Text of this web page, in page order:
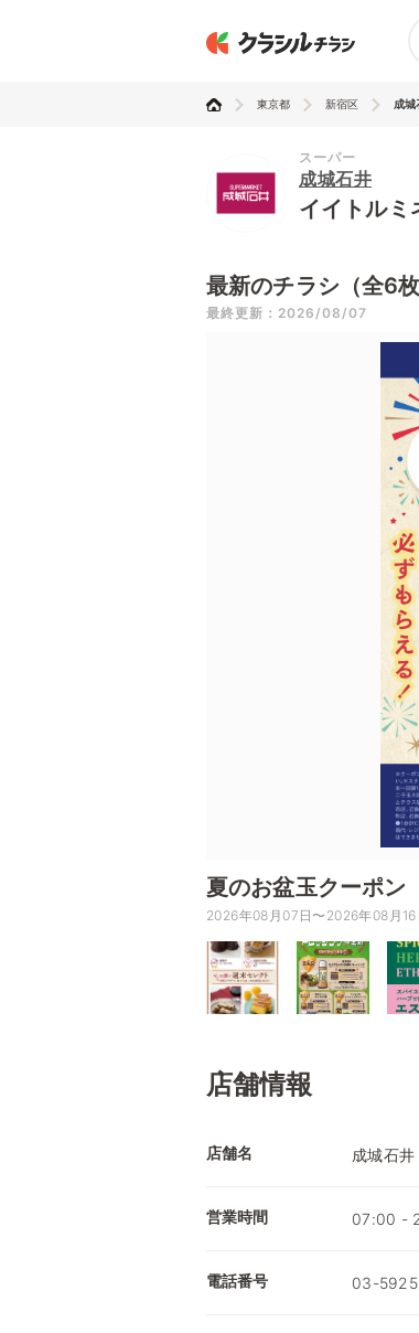
東京都 新宿区 成城
スーパー
成城石井
イイトルミ
最新のチラシ（全6枚
最終更新：2026/08/07
夏のお盆玉クーポン
2026年08月07日〜2026年08月16
店舗情報
店舗名 成城石
営業時間 07:00 -
電話番号 03-